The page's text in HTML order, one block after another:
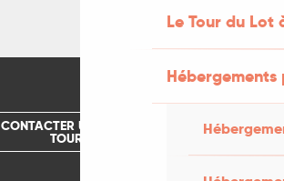
Le Tour du Lot
CONTACTER UN OFFICE DE
TOURISME